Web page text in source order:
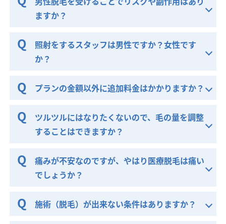
ますか？
照射をするスタッフは男性ですか？女性です
か？
プランの金額以外に追加料金はかかりますか？
ツルツルにはなりたくないので、毛の量を調整
することはできますか？
痛みが不安なのですが、やはり医療脱毛は痛い
でしょうか？
施術（脱毛）が出来ない条件はありますか？